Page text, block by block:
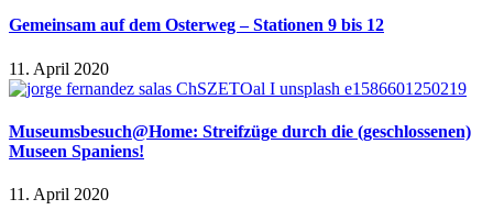
Gemeinsam auf dem Osterweg – Stationen 9 bis 12
11. April 2020
Museumsbesuch@Home: Streifzüge durch die (geschlossenen)
Museen Spaniens!
11. April 2020